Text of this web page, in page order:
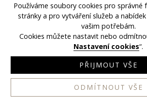
OBCHODNÍ PODMÍNKY GDPR
Používáme soubory cookies pro správné
stránky a pro vytváření služeb a
vašim potřebám.
Cookies můžete nastavit nebo
Nastavení cookies“.
PŘIJMOUT VŠE
ODMÍTNOUT VŠE